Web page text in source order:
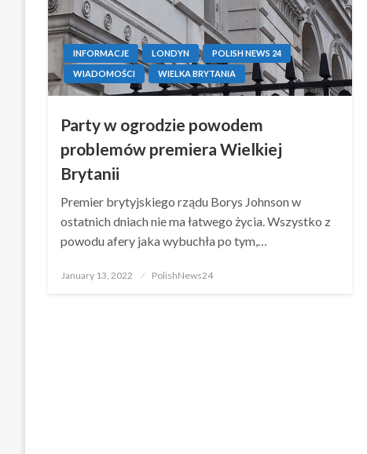
INFORMACJE LONDYN
POLISH NEWS 24
WIADOMOŚCI
WIELKA BRYTANIA
Party w ogrodzie powodem
problemów premiera Wielkiej
Brytanii
Premier brytyjskiego rządu Borys Johnson w
ostatnich dniach nie ma łatwego życia. Wszystko z
powodu afery jaka wybuchła po tym,…
Posted
January 13, 2022 PolishNews24